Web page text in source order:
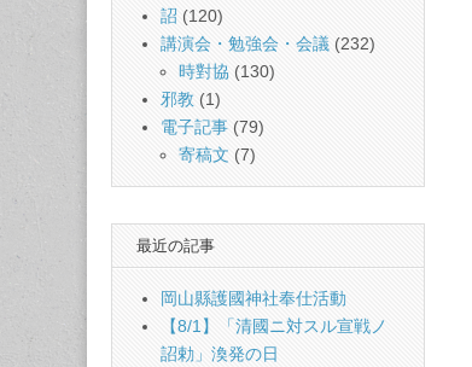
詔 (120)
講演会・勉強会・会議 (232)
時對協 (130)
邪教 (1)
電子記事 (79)
寄稿文 (7)
最近の記事
岡山縣護國神社奉仕活動
【8/1】「清國ニ対スル宣戦ノ
詔勅」渙発の日